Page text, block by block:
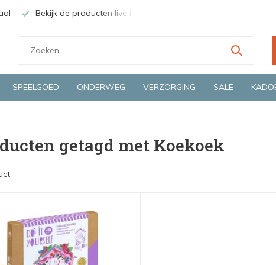
Bekijk de producten live in onze winkel in Deventer
SPEELGOED ONDERWEG VERZORGING SALE
getagd met Koekoek